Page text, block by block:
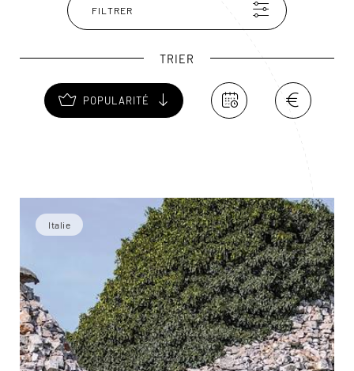
tel passé aux touristes venant majoritairement y vivre
des moments de farniente.
FILTRER
TRIER
POPULARITÉ
Italie